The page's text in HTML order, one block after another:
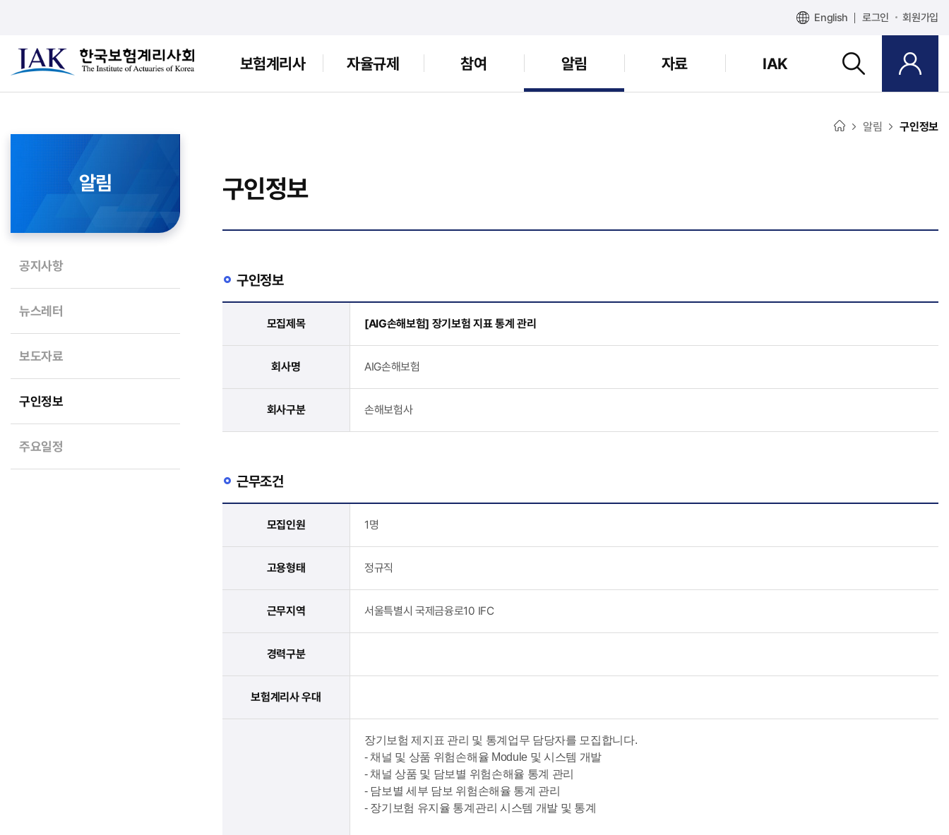
English 로그인 회원가입
보험계리사 자율규제 참여 알림 자료 IAK
알림
공지사항
뉴스레터
보도자료
구인정보
주요일정
알림 구인정보
구인정보
구인정보
모집제목 [AIG손해보험] 장기보험 지표 통계 관리
회사명 AIG손해보험
회사구분 손해보험사
근무조건
모집인원 1명
고용형태 정규직
근무지역 서울특별시 국제금융로10 IFC
경력구분
보험계리사 우대
장기보험 제지표 관리 및 통계업무 담당자를 모집합니다.
- 채널 및 상품 위험손해율 Module 및 시스템 개발
- 채널 상품 및 담보별 위험손해율 통계 관리
- 담보별 세부 담보 위험손해율 통계 관리
- 장기보험 유지율 통계관리 시스템 개발 및 통계